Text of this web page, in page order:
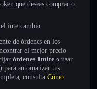
que deseas comprar o
intercambio
de órdenes en los
el mejor precio
órdenes límite o usar
para automatizar tus
consulta Cómo